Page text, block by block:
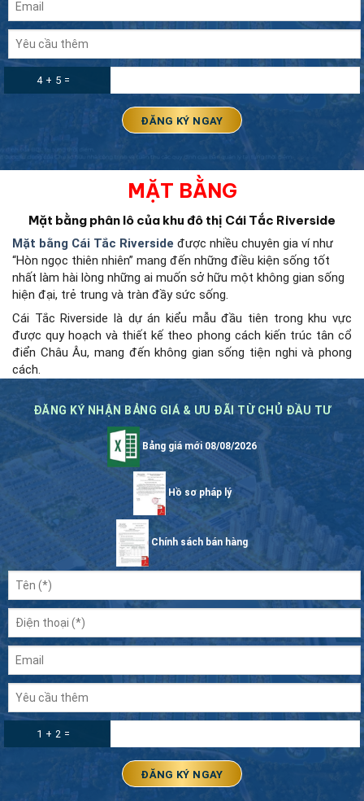
4 + 5 =
MẶT BẰNG
Mặt bằng phân lô của khu đô thị Cái Tắc Riverside
Mặt bằng Cái Tắc Riverside được nhiều chuyên gia ví như
“Hòn ngọc thiên nhiên” mang đến những điều kiện sống tốt
nhất làm hài lòng những ai muốn sở hữu một không gian sống
hiện đại, trẻ trung và tràn đầy sức sống.
Cái Tắc Riverside là dự án kiểu mẫu đầu tiên trong khu vực
được quy hoạch và thiết kế theo phong cách kiến ​​trúc tân cổ
điển Châu Âu, mang đến không gian sống tiện nghi và phong
cách.
ĐĂNG KÝ NHẬN BẢNG GIÁ & ƯU ĐÃI TỪ CHỦ ĐẦU TƯ
Bảng giá mới 08/08/2026
Hồ sơ pháp lý
Chính sách bán hàng
1 + 2 =